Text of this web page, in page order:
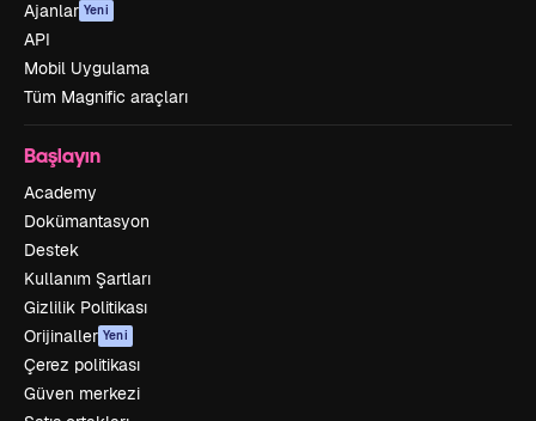
Ajanlar Yeni
API
Mobil Uygulama
Tüm Magnific araçları
Başlayın
Academy
Dokümantasyon
Destek
Kullanım Şartları
Gizlilik Politikası
Orijinaller Yeni
Çerez politikası
Güven merkezi